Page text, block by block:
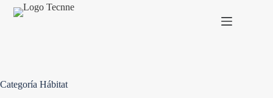
Categoría Hábitat